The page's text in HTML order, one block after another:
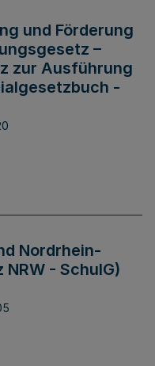
und Förderung
–
zur Ausführung
-
Nordrhein-
- SchulG)